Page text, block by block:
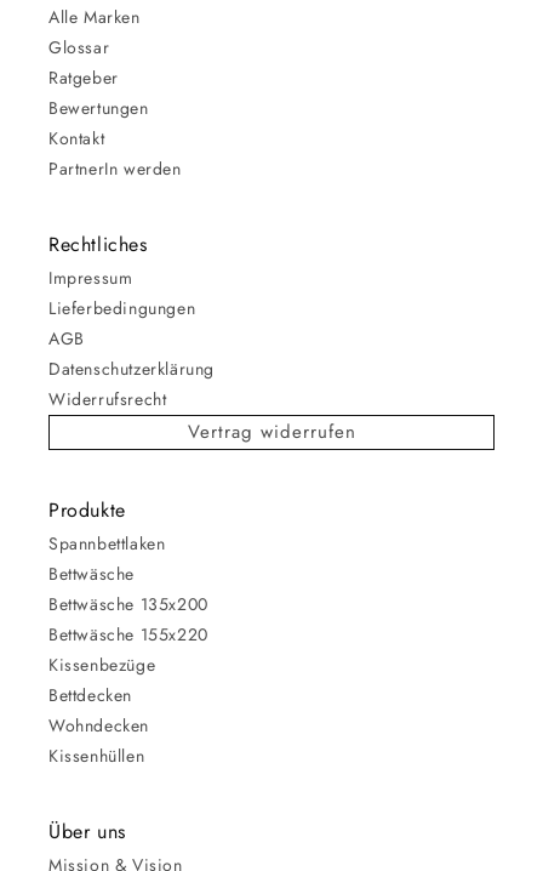
Alle Marken
Glossar
Ratgeber
Bewertungen
Kontakt
PartnerIn werden
Rechtliches
Impressum
Lieferbedingungen
AGB
Datenschutzerklärung
Widerrufsrecht
Vertrag widerrufen
Produkte
Spannbettlaken
Bettwäsche
Bettwäsche 135x200
Bettwäsche 155x220
Kissenbezüge
Bettdecken
Wohndecken
Kissenhüllen
Über uns
Mission & Vision